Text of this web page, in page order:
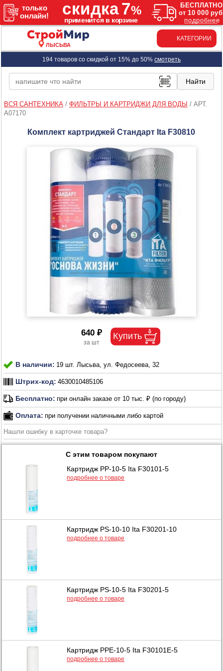
ЛЫСЬВА
КАТЕГОРИИ
194 товаров со скидкой от 15% до 50% смотреть
ВСЯ САНТЕХНИКА/ ФИЛЬТРЫ И КАРТРИДЖИ ДЛЯ ВОДЫ / АРТ.
A07170
Комплект картриджей Стандарт Ita F30810
640 ₽
В наличии: 19 шт. Лысьва, ул. Федосеева, 32
Штрих-код: 4630010485106
Бесплатно: при онлайн заказе от 10 тыс. ₽ (по городу)
Оплата: при получении наличными либо картой
Нашли ошибку в карточке товара?
С этим товаром покупают
Картридж PP-10-5 Ita F30101-5
подробнее о товаре
Картридж PS-10-10 Ita F30201-10
подробнее о товаре
Картридж PS-10-5 Ita F30201-5
подробнее о товаре
Картридж PPE-10-5 Ita F30101E-5
подробнее о товаре